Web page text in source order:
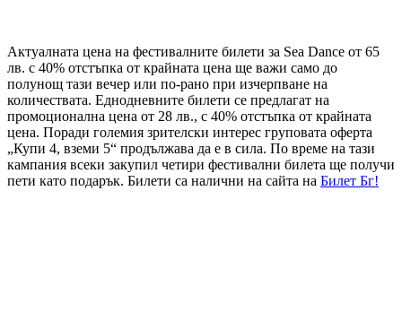
Актуалната цена на фестивалните билети за Sea Dance от 65
лв. с 40% отстъпка от крайната цена ще важи само до
полунощ тази вечер или по-рано при изчерпване на
количествата. Еднодневните билети се предлагат на
промоционална цена от 28 лв., с 40% отстъпка от крайната
цена. Поради големия зрителски интерес груповата оферта
„Купи 4, вземи 5“ продължава да е в сила. По време на тази
кампания всеки закупил четири фестивални билета ще получи
пети като подарък. Билети са налични на сайта на Билет Бг!